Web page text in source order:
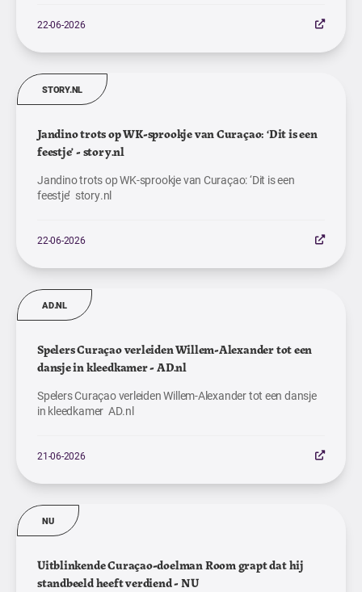
22-06-2026
STORY.NL
Jandino trots op WK-sprookje van Curaçao: ‘Dit is een
feestje’ - story.nl
Jandino trots op WK-sprookje van Curaçao: ‘Dit is een
feestje’ story.nl
22-06-2026
AD.NL
Spelers Curaçao verleiden Willem-Alexander tot een
dansje in kleedkamer - AD.nl
Spelers Curaçao verleiden Willem-Alexander tot een dansje
in kleedkamer AD.nl
21-06-2026
NU
Uitblinkende Curaçao-doelman Room grapt dat hij
standbeeld heeft verdiend - NU